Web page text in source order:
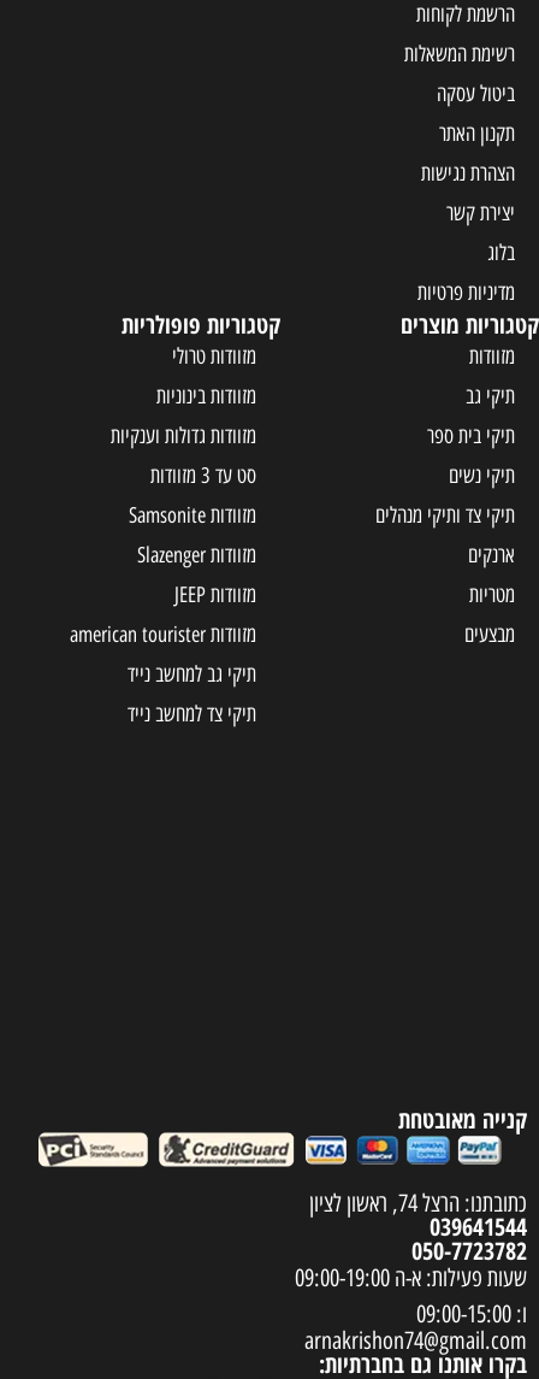
הרשמת לקוחות
רשימת המשאלות
ביטול עסקה
תקנון האתר
הצהרת נגישות
יצירת קשר
בלוג
מדיניות פרטיות
קטגוריות מוצרים
מזוודות
תיקי גב
תיקי בית ספר
תיקי נשים
תיקי צד ותיקי מנהלים
ארנקים
מטריות
מבצעים
קטגוריות פופולריות
מזוודות טרולי
מזוודות בינוניות
מזוודות גדולות וענקיות
סט עד 3 מזוודות
מזוודות Samsonite
מזוודות Slazenger
מזוודות JEEP
מזוודות american tourister
תיקי גב למחשב נייד
תיקי צד למחשב נייד
קנייה מאובטחת
כתובתנו: הרצל 74, ראשון לציון
039641544
050-7723782
שעות פעילות: א-ה 09:00-19:00
ו: 09:00-15:00
arnakrishon74@gmail.com
בקרו אותנו גם בחברתיות: